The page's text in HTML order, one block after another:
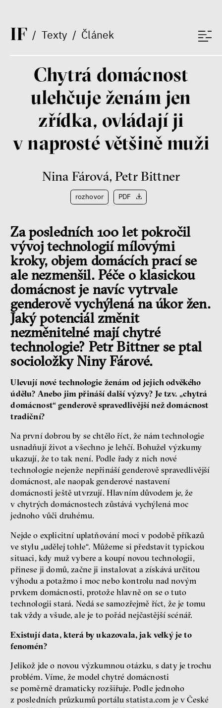
IF/ Texty / Článek
Chytrá domácnost
ulehčuje ženám jen
zřídka, ovládají ji
v naprosté většině muži
Nina Fárová,Petr Bittner
rozhovor PDF
Za posledních 100 let pokročil
vývoj technologií mílovými
kroky, objem domácích prací se
ale nezmenšil. Péče o klasickou
domácnost je navíc vytrvale
genderově vychýlená na úkor žen.
Jaký potenciál změnit
nezměnitelné mají chytré
technologie? Petr Bittner se ptal
socioložky Niny Fárové.
Ulevují nové technologie ženám od jejich odvěkého
údělu? Anebo jim přináší další výzvy? Je tzv. „chytrá
domácnost“ genderově spravedlivější než domácnost
tradiční?
Na první dobrou by se chtělo říct, že nám technologie
usnadňují život a všechno je lehčí. Bohužel výzkumy
ukazují, že to tak není. Podle řady z nich nové
technologie nejenže nepřináší genderově spravedlivější
domácnost, ale naopak genderové nastavení
domácnosti ještě utvrzují. Hlavním důvodem je, že
v chytrých domácnostech zůstává vychýlená moc
jednoho vůči druhému.
Nejde o explicitní uplatňování moci v podobě příkazů
ve stylu „udělej tohle“. Můžeme si představit typickou
situaci, kdy muž vybere a koupí novou technologii,
přinese ji domů, začne ji instalovat a získává určitou
výhodu a potažmo i moc nebo kontrolu nad novým
prvkem domácnosti, protože hlavně on se o tuto
technologii stará. Nedá se samozřejmě říct, že je tomu
tak vždy a všude, ale je to pořád nejčastější scénář.
Existují data, která by ukazovala, jak velký je to
fenomén?
Jelikož jde o novou výzkumnou otázku, s daty je trochu
problém. Víme, že model chytré domácnosti
se poměrně dramaticky rozšiřuje. Podle jednoho
z posledních průzkumů portálu statista.com je v České